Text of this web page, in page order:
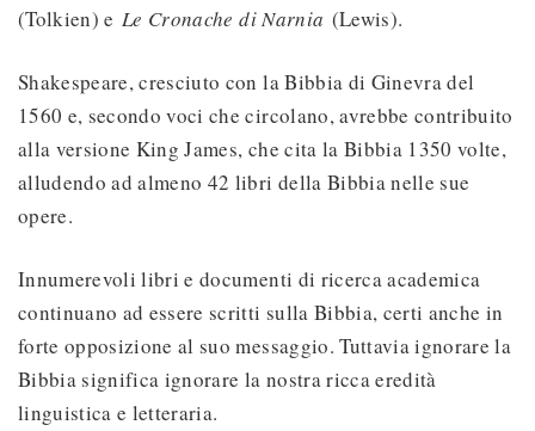
(Tolkien) eLe Cronache di Narnia (Lewis).
Shakespeare, cresciuto con la Bibbia di Ginevra del
1560 e, secondo voci che circolano, avrebbe contribuito
alla versione King James, che cita la Bibbia 1350 volte,
alludendo ad almeno 42 libri della Bibbia nelle sue
opere.
Innumerevoli libri e documenti di ricerca academica
continuano ad essere scritti sulla Bibbia, certi anche in
forte opposizione al suo messaggio. Tuttavia ignorare la
Bibbia significa ignorare la nostra ricca eredità
linguistica e letteraria.